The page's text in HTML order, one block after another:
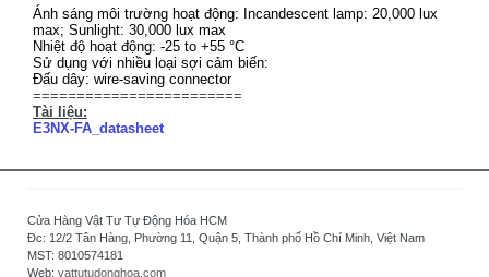
Ánh sáng môi trường hoạt động: Incandescent lamp: 20,000 lux
max; Sunlight: 30,000 lux max
Nhiệt độ hoạt động: -25 to +55 °C
Sử dụng với nhiều loại sợi cảm biến:
Đấu dây: wire-saving connector
========================
Tài liệu:
E3NX-FA_datasheet
Cửa Hàng Vật Tư Tự Động Hóa HCM
Đc: 12/2 Tân Hàng, Phường 11, Quận 5, Thành phố Hồ Chí Minh, Việt Nam
MST: 8010574181
Web: vattutudonghoa.com